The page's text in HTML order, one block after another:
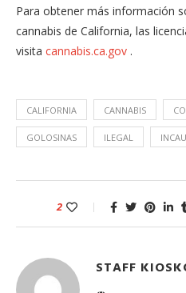
Para obtener más información
cannabis de California, las
visita cannabis.ca.gov .
CALIFORNIA CANNABIS
GOLOSINAS ILEGAL
2
STAFF